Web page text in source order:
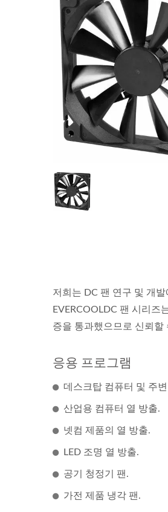
저희는 DC 팬 연구 및 개
EVERCOOLDC 팬 시리즈
증을 통과했으므로 신뢰할
응용 프로그램
데스크탑 컴퓨터 및 주
산업용 컴퓨터 열 방출.
넷컴 제품의 열 방출.
LED 조명 열 방출.
공기 청정기 팬.
가전 제품 냉각 팬.